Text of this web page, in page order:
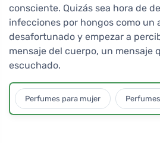
consciente. Quizás sea hora de
infecciones por hongos como un
desafortunado y empezar a
mensaje del cuerpo, un mensaje
escuchado.
Perfumes para mujer